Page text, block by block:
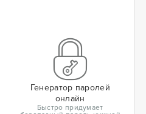
Генератор паролей
онлайн
Быстро придумает